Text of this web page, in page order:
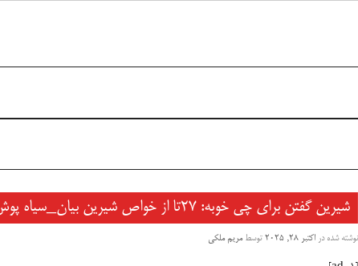
شیرین گفتن برای چی خوبه: ۲۷تا از خواص شیرین بیان_سیاه پوش
نوشته شده دراکتبر 28, 2025 توسطمریم ملکی